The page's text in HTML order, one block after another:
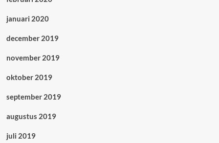
januari 2020
december 2019
november 2019
oktober 2019
september 2019
augustus 2019
juli 2019